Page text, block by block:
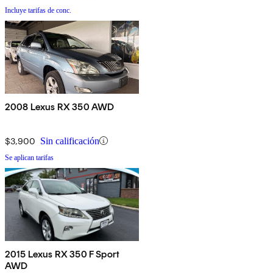
Incluye tarifas de conc.
2008 Lexus RX 350 AWD
$3,900 Sin calificación
Se aplican tarifas
2015 Lexus RX 350 F Sport
AWD